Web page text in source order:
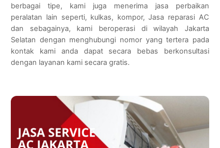
berbagai tipe, kami juga menerima jasa perbaikan
peralatan lain seperti, kulkas, kompor, Jasa reparasi AC
dan sebagainya, kami beroperasi di wilayah Jakarta
Selatan dengan menghubungi nomor yang tertera pada
kontak kami anda dapat secara bebas berkonsultasi
dengan layanan kami secara gratis.